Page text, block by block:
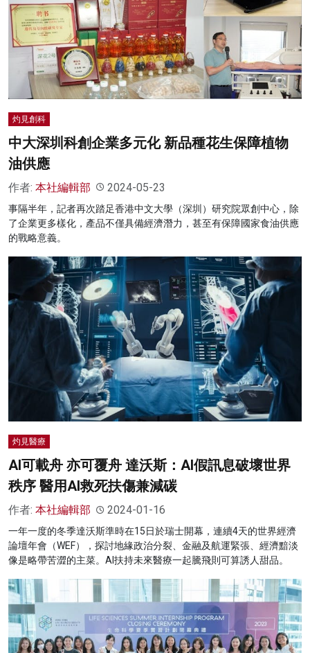
灼見創科
中大深圳科創企業多元化 新品種花生保障植物
油供應
作者: 本社編輯部 2024-05-23
事隔半年，記者再次踏足香港中文大學（深圳）研究院眾創中心，除
了企業更多樣化，產品不僅具備經濟潛力，甚至有保障國家食油供應
的戰略意義。
灼見醫療
AI可載舟 亦可覆舟 達沃斯：AI假訊息破壞世界
秩序 醫用AI救死扶傷兼減碳
作者: 本社編輯部 2024-01-16
一年一度的冬季達沃斯準時在15日於瑞士開幕，連續4天的世界經濟
論壇年會（WEF），探討地緣政治分裂、金融及航運緊張、經濟黯淡
像是略帶苦澀的主菜。AI扶持未來醫療一起騰飛則可算誘人甜品。